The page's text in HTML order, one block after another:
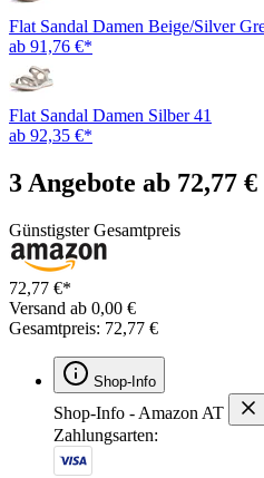
Flat Sandal Damen Beige/Silver
ab 91,76 €*
Flat Sandal Damen Silber 41
ab 92,35 €*
3 Angebote ab 72,77 €
Günstigster Gesamtpreis
72,77 €*
Versand ab 0,00 €
Gesamtpreis: 72,77 €
Shop-Info
Shop-Info - Amazon AT
Zahlungsarten: